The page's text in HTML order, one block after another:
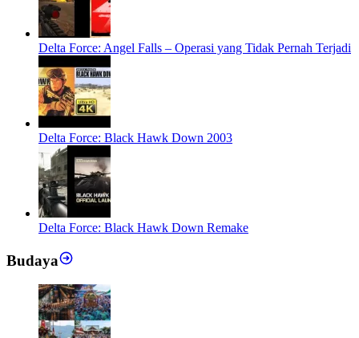
Delta Force: Angel Falls – Operasi yang Tidak Pernah Terjadi
Delta Force: Black Hawk Down 2003
Delta Force: Black Hawk Down Remake
Budaya